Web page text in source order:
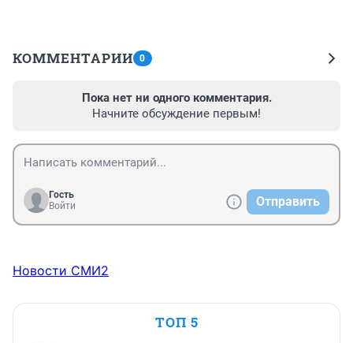
КОММЕНТАРИИ 0
Пока нет ни одного комментария.
Начните обсуждение первым!
Гость
Войти
Отправить
Новости СМИ2
ТОП 5